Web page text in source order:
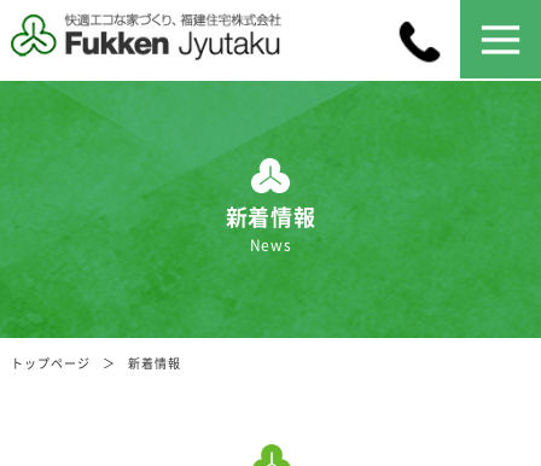
新着情報
News
トップページ 新着情報